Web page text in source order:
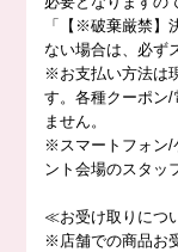
「【※破棄厳禁】
ない場合は、必ず
※お支払い方法は
す。各種クーポン
ません。
※スマートフォン/
ント会場のスタッ
≪お受け取りにつ
※店舗での商品お